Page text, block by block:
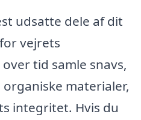
udsatte dele af dit
vejrets
tid samle snavs,
materialer,
integritet. Hvis du